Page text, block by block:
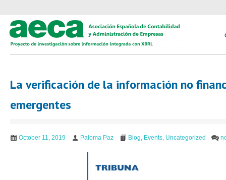
La verificación de la información no
emergentes
October 11, 2019 Paloma Paz Blog, Events, Uncategorized